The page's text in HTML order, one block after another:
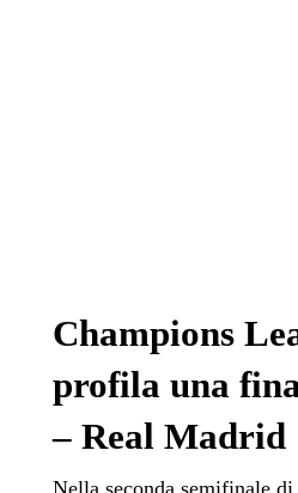
Champions
profila una
– Real Madrid
Nella seconda semifinale di